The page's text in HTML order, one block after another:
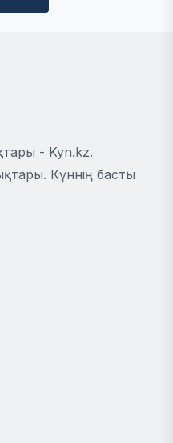
- Kyn.kz.
Күннің басты